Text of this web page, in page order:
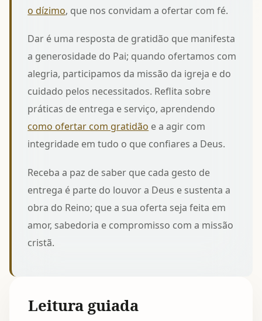
o dízimo, que nos convidam a ofertar com fé.
Dar é uma resposta de gratidão que manifesta
a generosidade do Pai; quando ofertamos com
alegria, participamos da missão da igreja e do
cuidado pelos necessitados. Reflita sobre
práticas de entrega e serviço, aprendendo
como ofertar com gratidão e a agir com
integridade em tudo o que confiares a Deus.
Receba a paz de saber que cada gesto de
entrega é parte do louvor a Deus e sustenta a
obra do Reino; que a sua oferta seja feita em
amor, sabedoria e compromisso com a missão
cristã.
Leitura guiada